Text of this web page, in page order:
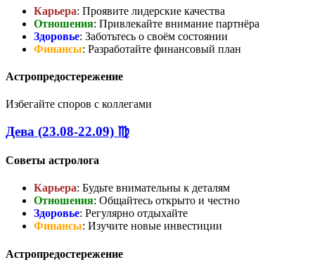
Карьера: Проявите лидерские качества
Отношения: Привлекайте внимание партнёра
Здоровье: Заботьтесь о своём состоянии
Финансы: Разработайте финансовый план
Астропредостережение
Избегайте споров с коллегами
Дева (23.08-22.09) ♍
Советы астролога
Карьера: Будьте внимательны к деталям
Отношения: Общайтесь открыто и честно
Здоровье: Регулярно отдыхайте
Финансы: Изучите новые инвестиции
Астропредостережение